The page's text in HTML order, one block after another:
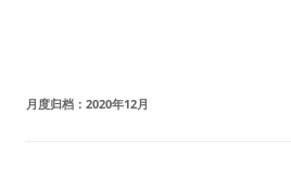
月度归档： 2020年12月